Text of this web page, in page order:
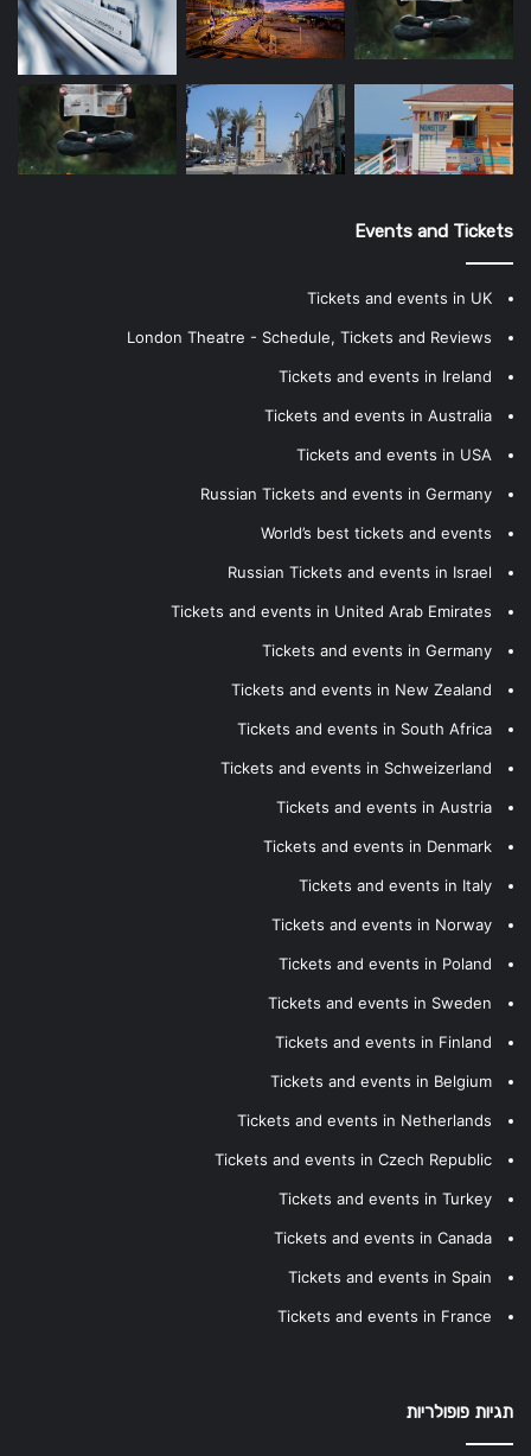
Events and Tickets
Tickets and events in UK
London Theatre - Schedule, Tickets and Reviews
Tickets and events in Ireland
Tickets and events in Australia
Tickets and events in USA
Russian Tickets and events in Germany
World’s best tickets and events
Russian Tickets and events in Israel
Tickets and events in United Arab Emirates
Tickets and events in Germany
Tickets and events in New Zealand
Tickets and events in South Africa
Tickets and events in Schweizerland
Tickets and events in Austria
Tickets and events in Denmark
Tickets and events in Italy
Tickets and events in Norway
Tickets and events in Poland
Tickets and events in Sweden
Tickets and events in Finland
Tickets and events in Belgium
Tickets and events in Netherlands
Tickets and events in Czech Republic
Tickets and events in Turkey
Tickets and events in Canada
Tickets and events in Spain
Tickets and events in France
תגיות פופולריות